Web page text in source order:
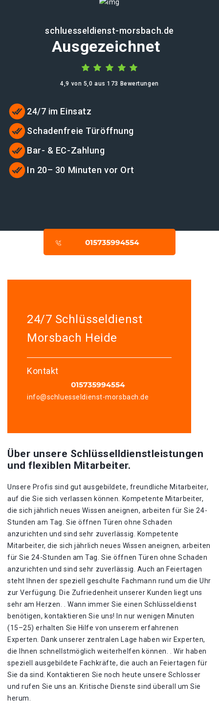
schluesseldienst-morsbach.de
Ausgezeichnet
4,9 von 5,0 aus 173 Bewertungen
24/7 im Einsatz
Schadenfreie Türöffnung
Bar- & EC-Zahlung
In 20– 30 Minuten vor Ort
24/7 Schlüsseldienst
Morsbach Heide
Kontakt
info@schluesseldienst-morsbach.de
Über unsere Schlüsselldienstleistungen
und flexiblen Mitarbeiter.
Unsere Profis sind gut ausgebildete, freundliche Mitarbeiter,
auf die Sie sich verlassen können. Kompetente Mitarbeiter,
die sich jährlich neues Wissen aneignen, arbeiten für Sie 24-
Stunden am Tag. Sie öffnen Türen ohne Schaden
anzurichten und sind sehr zuverlässig. Kompetente
Mitarbeiter, die sich jährlich neues Wissen aneignen, arbeiten
für Sie 24-Stunden am Tag. Sie öffnen Türen ohne Schaden
anzurichten und sind sehr zuverlässig. Auch an Feiertagen
steht Ihnen der speziell geschulte Fachmann rund um die Uhr
zur Verfügung. Die Zufriedenheit unserer Kunden liegt uns
sehr am Herzen. . Wann immer Sie einen Schlüsseldienst
benötigen, kontaktieren Sie uns! In nur wenigen Minuten
(15–25) erhalten Sie Hilfe von unserem erfahrenen
Experten. Dank unserer zentralen Lage haben wir Experten,
die Ihnen schnellstmöglich weiterhelfen können. . Wir haben
speziell ausgebildete Fachkräfte, die auch an Feiertagen für
Sie da sind. Kontaktieren Sie noch heute unsere Schlosser
und rufen Sie uns an. Kritische Dienste sind überall um Sie
herum.